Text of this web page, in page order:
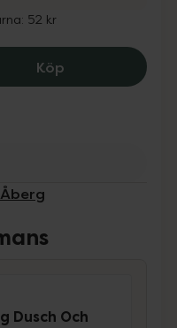
52 kr
KöpAlfons Åberg
Dusch Och